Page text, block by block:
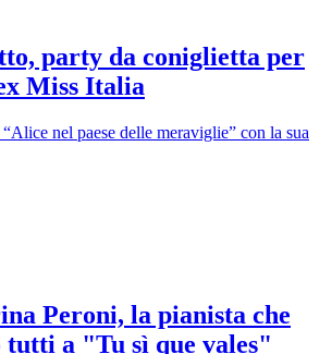
party da coniglietta per
Miss Italia
nel paese delle meraviglie” con la sua
Peroni, la pianista che
tutti a "Tu sì que vales"